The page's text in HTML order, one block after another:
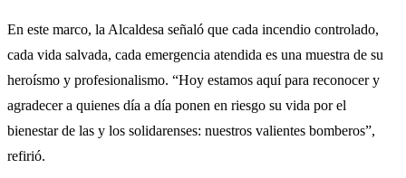
En este marco, la Alcaldesa señaló que cada incendio controlado,
cada vida salvada, cada emergencia atendida es una muestra de su
heroísmo y profesionalismo. “Hoy estamos aquí para reconocer y
agradecer a quienes día a día ponen en riesgo su vida por el
bienestar de las y los solidarenses: nuestros valientes bomberos”,
refirió.